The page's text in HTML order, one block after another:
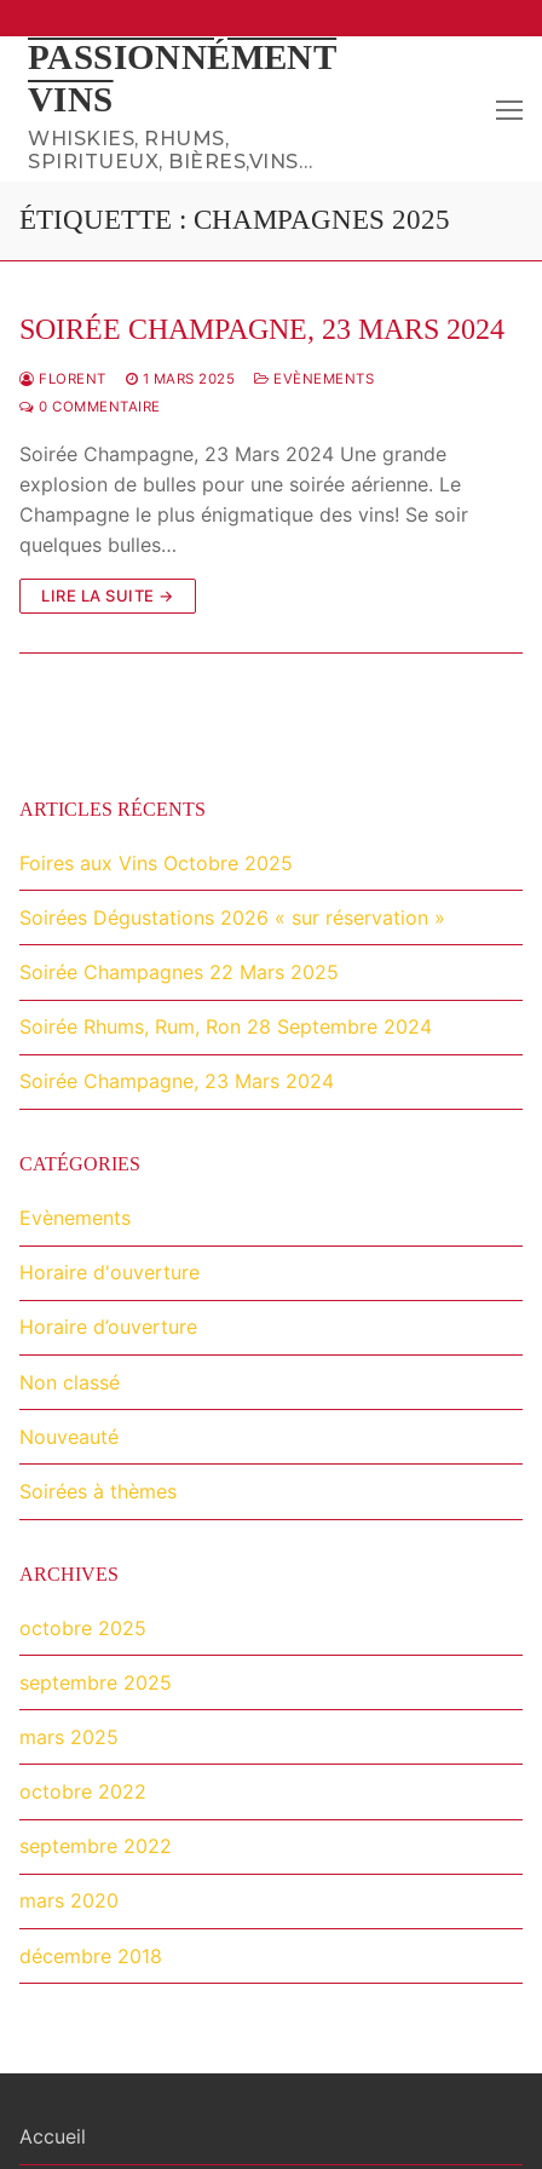
Aller
contenu
PASSIONNÉMENT
VINS
WHISKIES, RHUMS,
SPIRITUEUX, BIÈRES,VINS…
ÉTIQUETTE : CHAMPAGNES 2025
SOIRÉE CHAMPAGNE, 23 MARS 2024
FLORENT 1 MARS 2025
EVÈNEMENTS
0 COMMENTAIRE
Soirée Champagne, 23 Mars 2024 Une grande
explosion de bulles pour une soirée aérienne. Le
Champagne le plus énigmatique des vins! Se soir
quelques bulles…
LIRE LA SUITE →
ARTICLES RÉCENTS
Foires aux Vins Octobre 2025
Soirées Dégustations 2026 « sur réservation »
Soirée Champagnes 22 Mars 2025
Soirée Rhums, Rum, Ron 28 Septembre 2024
Soirée Champagne, 23 Mars 2024
CATÉGORIES
Evènements
Horaire d'ouverture
Horaire d’ouverture
Non classé
Nouveauté
Soirées à thèmes
ARCHIVES
octobre 2025
septembre 2025
mars 2025
octobre 2022
septembre 2022
mars 2020
décembre 2018
Accueil